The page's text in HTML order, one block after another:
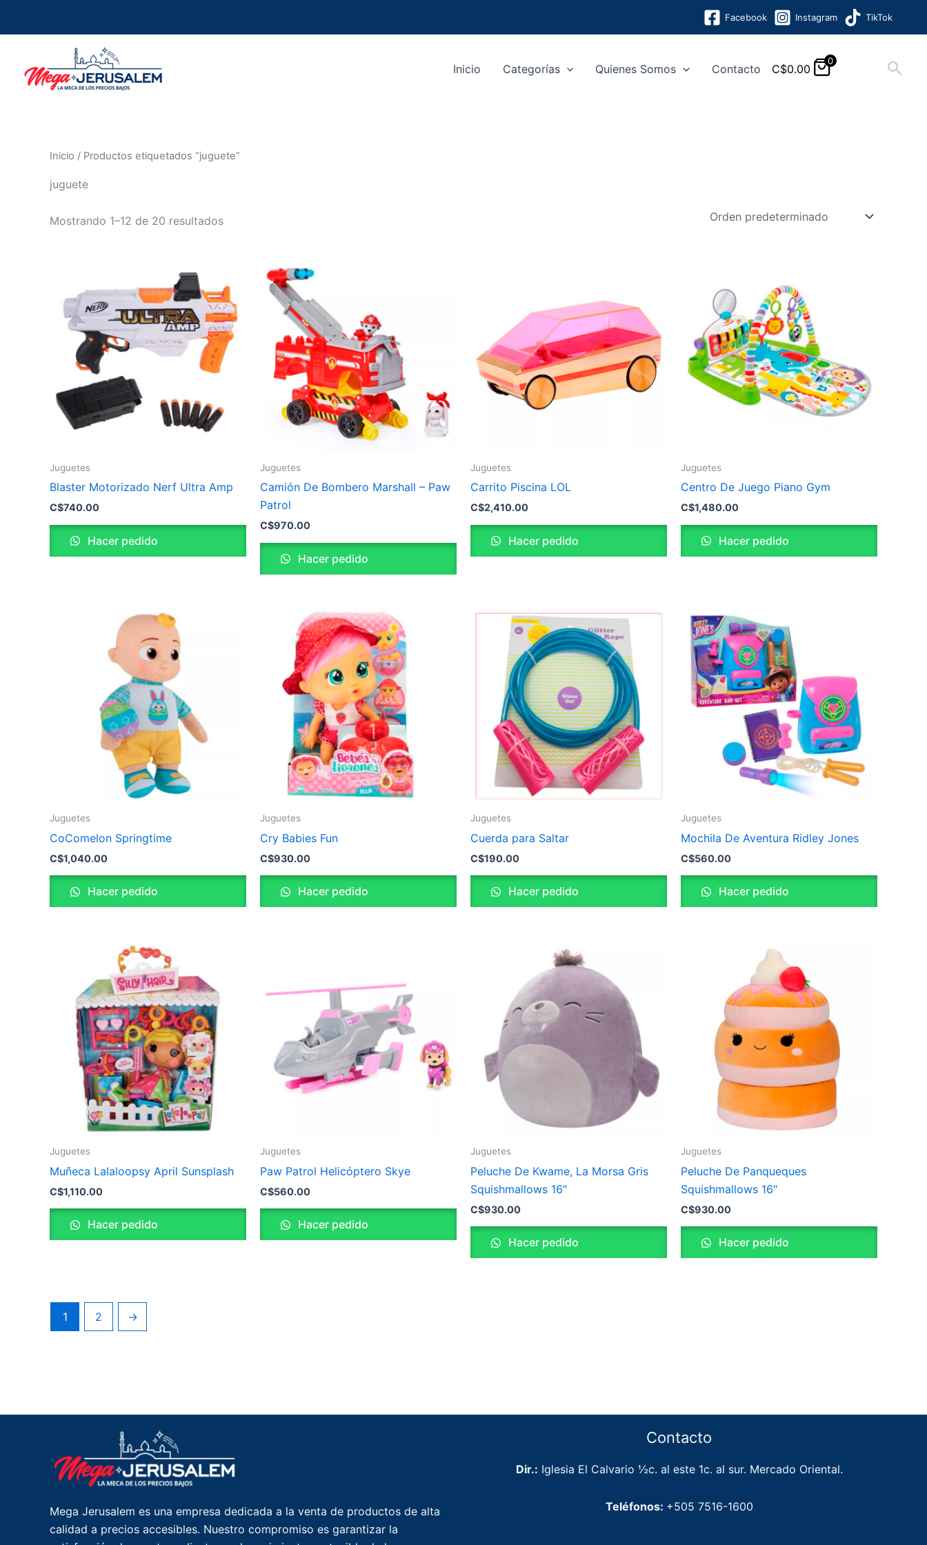
Facebook Instagram TikTok
Inicio Categorías Quienes Somos Contacto C$0.00
0
Inicio / Productos etiquetados “juguete”
juguete
Mostrando 1–12 de 20 resultados
Juguetes
Blaster Motorizado Nerf Ultra Amp
C$740.00
Hacer pedido
Juguetes
Camión De Bombero Marshall – Paw
Patrol
C$970.00
Hacer pedido
Juguetes
Carrito Piscina LOL
C$2,410.00
Hacer pedido
Juguetes
Centro De Juego Piano Gym
C$1,480.00
Hacer pedido
Juguetes
CoComelon Springtime
C$1,040.00
Hacer pedido
Juguetes
Cry Babies Fun
C$930.00
Hacer pedido
Juguetes
Cuerda para Saltar
C$190.00
Hacer pedido
Juguetes
Mochila De Aventura Ridley Jones
C$560.00
Hacer pedido
Juguetes
Muñeca Lalaloopsy April Sunsplash
C$1,110.00
Hacer pedido
Juguetes
Paw Patrol Helicóptero Skye
C$560.00
Hacer pedido
Juguetes
Peluche De Kwame, La Morsa Gris
Squishmallows 16″
C$930.00
Hacer pedido
Juguetes
Peluche De Panqueques
Squishmallows 16″
C$930.00
Hacer pedido
1 2 →
Mega Jerusalem es una empresa dedicada a la venta de productos de alta
calidad a precios accesibles. Nuestro compromiso es garantizar la
Contacto
Dir.: Iglesia El Calvario ½c. al este 1c. al sur. Mercado Oriental.
Teléfonos: +505 7516-1600